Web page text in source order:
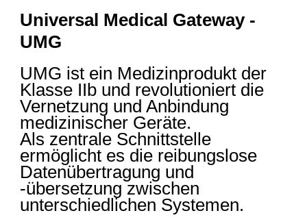
Universal Medical Gateway -
UMG
UMG ist ein Medizinprodukt der
Klasse IIb und revolutioniert die
Vernetzung und Anbindung
medizinischer Geräte.
Als zentrale Schnittstelle
ermöglicht es die reibungslose
Datenübertragung und
-übersetzung zwischen
unterschiedlichen Systemen.